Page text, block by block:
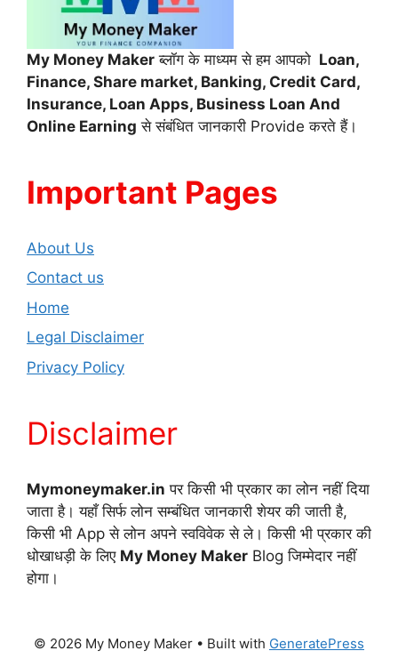
My Money Maker ब्लॉग के माध्यम से हम आपको Loan,
Finance, Share market, Banking, Credit Card,
Insurance, Loan Apps, Business Loan And
Online Earning से संबंधित जानकारी Provide करते हैं।
Important Pages
About Us
Contact us
Home
Legal Disclaimer
Privacy Policy
Disclaimer
Mymoneymaker.in पर किसी भी प्रकार का लोन नहीं दिया
जाता है। यहाँ सिर्फ लोन सम्बंधित जानकारी शेयर की जाती है,
किसी भी App से लोन अपने स्वविवेक से ले। किसी भी प्रकार की
धोखाधड़ी के लिए My Money Maker Blog जिम्मेदार नहीं
होगा।
© 2026 My Money Maker • Built with GeneratePress